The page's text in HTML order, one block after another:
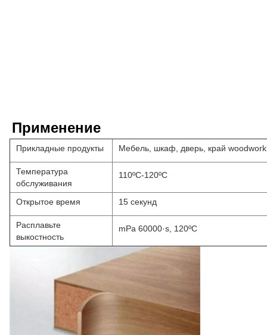
Применение
Прикладные продукты Мебель, шкаф, дверь, край
Температура
обслуживания
110ºC-120ºC
Открытое время 15 секунд
Расплавьте
выкостность
mPa 60000·s, 120ºC